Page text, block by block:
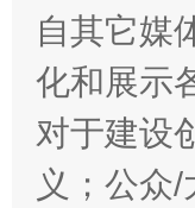
自其它媒
化和展示
对于建设
义；公众